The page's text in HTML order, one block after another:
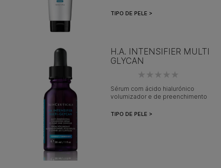
TIPO DE PELE >
H.A. INTENSIFIER MULTI
GLYCAN
Sérum com ácido hialurónico
volumizador e de preenchimento
TIPO DE PELE >